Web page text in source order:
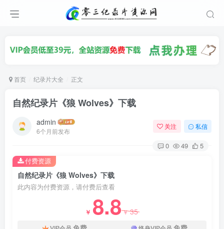
首页 纪录片大全 正文
自然纪录片《狼 Wolves》下载
admin
6个月前发布
关注 私信
0 49 5
自然纪录片《狼 Wolves》下载
此内容为付费资源，请付费后查看
￥ 8.8￥35
付费资源